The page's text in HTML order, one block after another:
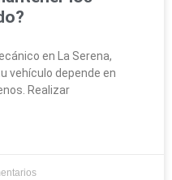
en La Serena,
vehículo depende en
Realizar